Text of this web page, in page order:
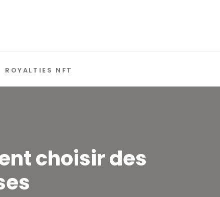
ROYALTIES NFT
choisir des